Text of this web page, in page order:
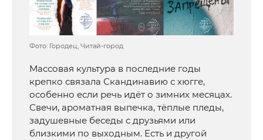
Фото: Городец, Читай-город
Массовая культура в последние годы
крепко связала Скандинавию с хюгге,
особенно если речь идёт о зимних месяцах.
Свечи, ароматная выпечка, тёплые пледы,
задушевные беседы с друзьями или
близкими по выходным. Есть и другой